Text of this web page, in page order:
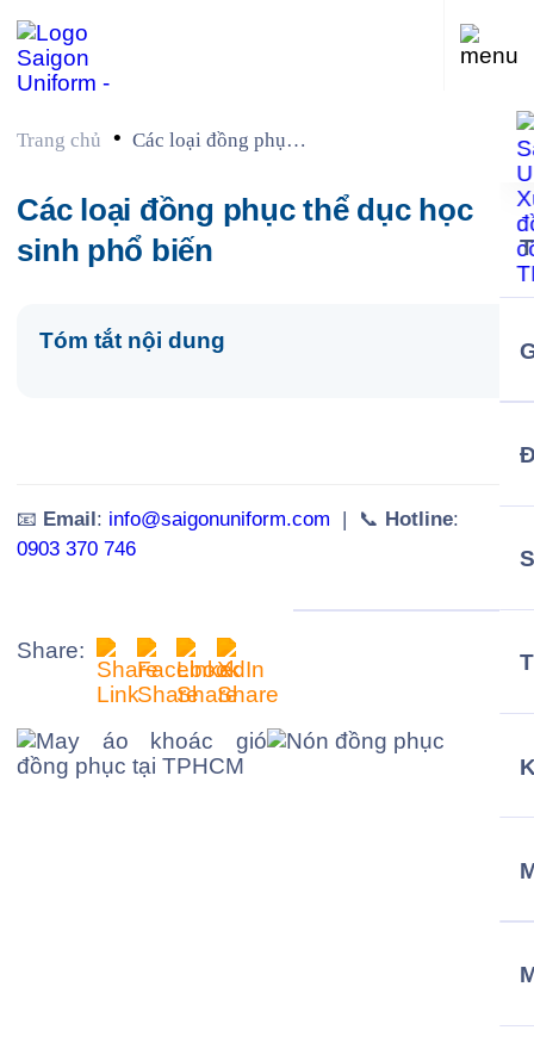
Trang chủ • Các loại đồng phục
biến
Các loại đồng phục thể dục học
sinh phổ biến
Tóm tắt nội dung
📧 Email: info@saigonuniform.com | 📞 Hotline:
0903 370 746
Share: